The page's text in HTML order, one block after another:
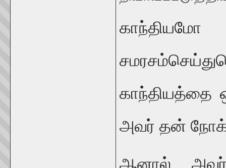
காந்தியத்தை
அவர் தன்
ஆனால் அவர்